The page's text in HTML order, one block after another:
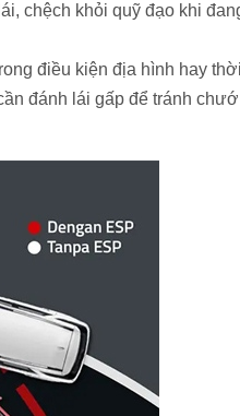
chệch khỏi quỹ đạo khi
điều kiện địa hình hay
đánh lái gấp để tránh